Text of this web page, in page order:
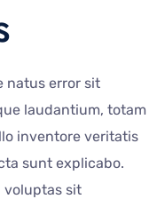
natus error sit
laudantium, totam
inventore veritatis
sunt explicabo.
voluptas sit